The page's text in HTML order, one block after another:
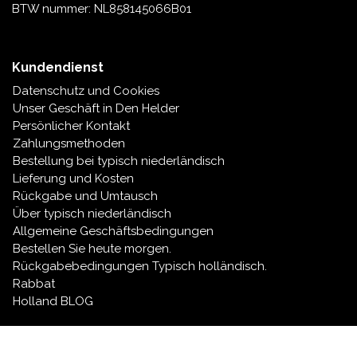
Für die typisch niederländische Küche werden
beispielsweise Bonbonkissen, Butterquadrate oder
Zimtstangen.
Wofür Sie sich auch entscheiden, wir liefern sehr
schnell.
BTW nummer: NL858145066B01
Kundendienst
Datenschutz und Cookies
Unser Geschäft in Den Helder
Persönlicher Kontakt
Zahlungsmethoden
Bestellung bei typisch niederländisch
Lieferung und Kosten
Rückgabe und Umtausch
Über typisch niederländisch
Allgemeine Geschäftsbedingungen
Bestellen Sie heute morgen.
Rückgabebedingungen Typisch holländisch.
Rabbat
Holland BLOG